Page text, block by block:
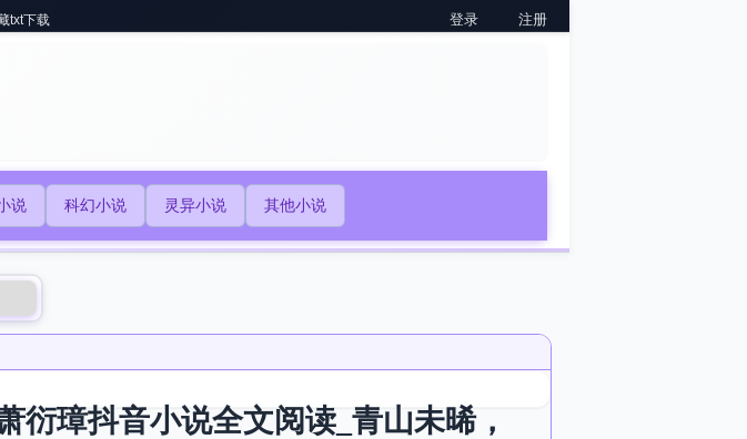
txt下载 登录 注册
说 科幻小说 灵异小说 其他小说
衍璋抖音小说全文阅读_青山未晞，